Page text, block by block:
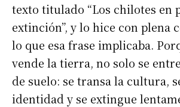
texto titulado “Los chilotes en
extinción”, y lo hice con plena
lo que esa frase implicaba.
vende la tierra, no solo se
de suelo: se transa la cultura,
identidad y se extingue